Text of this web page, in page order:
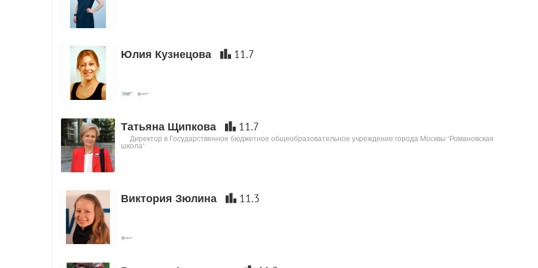
Юлия Кузнецова 11.7
Татьяна Щипкова 11.7
Директор в Государственное бюджетное общеобразовательное учреждение города Москвы "Романовская
школа"
Виктория Зюлина 11.3